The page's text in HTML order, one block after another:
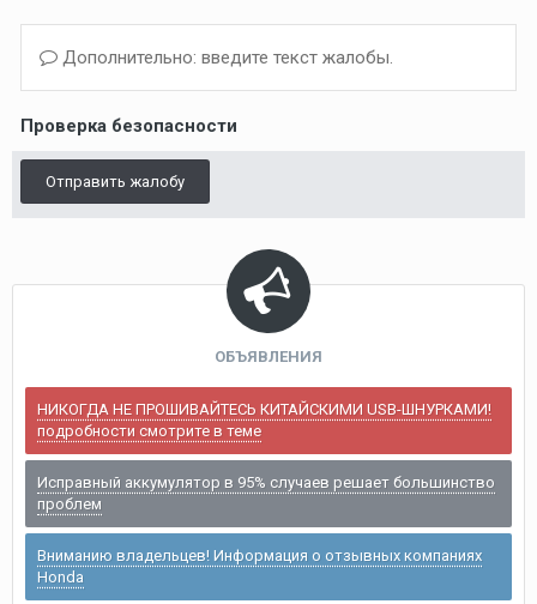
Дополнительно: введите текст жалобы.
Проверка безопасности
Отправить жалобу
ОБЪЯВЛЕНИЯ
НИКОГДА НЕ ПРОШИВАЙТЕСЬ КИТАЙСКИМИ USB-ШНУРКАМИ!
подробности смотрите в теме
Исправный аккумулятор в 95% случаев решает большинство
проблем
Вниманию владельцев! Информация о отзывных компаниях
Honda